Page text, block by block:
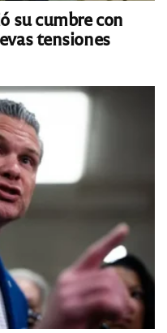
su cumbre con
tensiones